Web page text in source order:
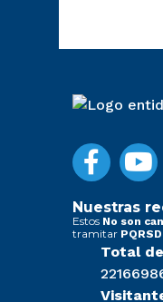
Nuestras
Estos No son
tramitar
Total